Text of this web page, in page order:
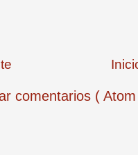
comentarios (